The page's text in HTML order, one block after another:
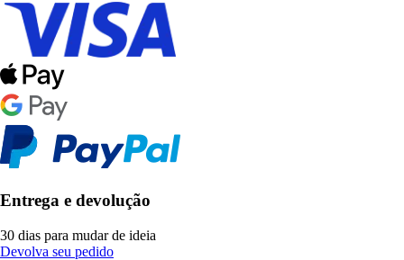
Entrega e devolução
30 dias para mudar de ideia
Devolva seu pedido